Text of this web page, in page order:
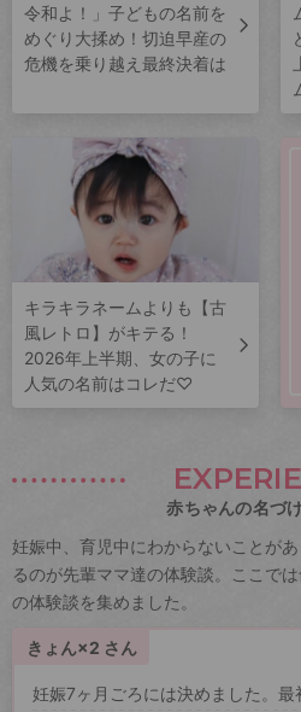
令和よ！」子どもの名前を
めぐり大揉め！切迫早産の
危機を乗り越え最終決着は
キラキラネームよりも【古
風レトロ】がキテる！
2026年上半期、女の子に
人気の名前はコレだ♡
赤ちゃんの名づ
妊娠中、育児中にわからないことが
るのが先輩ママ達の体験談。ここで
の体験談を集めました。
きょん×2 さん
妊娠7ヶ月ごろには決めました。